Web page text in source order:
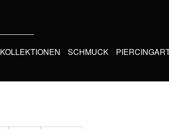
KOLLEKTIONEN SCHMUCK